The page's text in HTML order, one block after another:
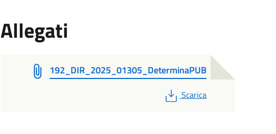
Allegati
192_DIR_2025_01305_DeterminaPUB
PDF
Scarica